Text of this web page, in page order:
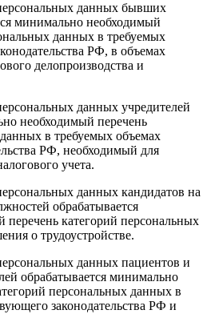
данных бывших
минимально необходимый
данных в требуемых
РФ, в объемах
делопроизводства и
данных учредителей
необходимый перечень
в требуемых объемах
РФ, необходимый для
учета.
данных кандидатов на
обрабатывается
категорий персональных
о трудоустройстве.
данных пациентов и
обрабатывается минимально
персональных данных в
законодательства РФ и